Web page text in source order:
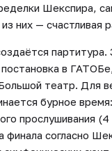
Шекспира,
них — счастливая
партитура.
в
театр. Для
бурное
прослушивания
финала согласно